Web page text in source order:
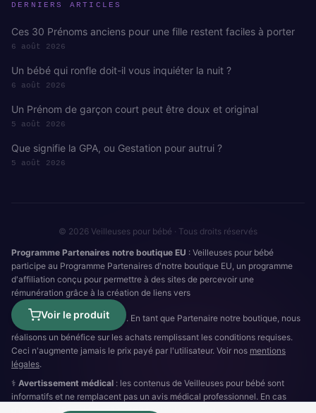
DERNIERS ARTICLES
Ces 30 Prénoms anciens pour une fille restent faciles à porter
6 août 2026
Un bébé qui ronfle doit-il vous inquiéter la nuit ?
6 août 2026
Un Prénom de garçon court peut être doux et original
5 août 2026
Que signifie la GPA, ou Gestation pour autrui ?
5 août 2026
© 2026 Veilleuses pour bébé · Tous droits réservés
Programme Partenaires notre boutique EU : Veilleuses pour bébé
participe au Programme Partenaires d'notre boutique EU, un programme
d'affiliation conçu pour permettre à des sites de percevoir une
rémunération grâce à la création de liens vers
Voir le produit
. En tant que Partenaire notre boutique, nous
réalisons un bénéfice sur les achats remplissant les conditions requises.
Ceci n'augmente jamais le prix payé par l'utilisateur. Voir nos mentions
légales.
⚕️ Avertissement médical : les contenus de Veilleuses pour bébé sont
informatifs et ne remplacent pas un avis médical professionnel. En cas
15(SAMU) ·112·3624(SOS Médecins).